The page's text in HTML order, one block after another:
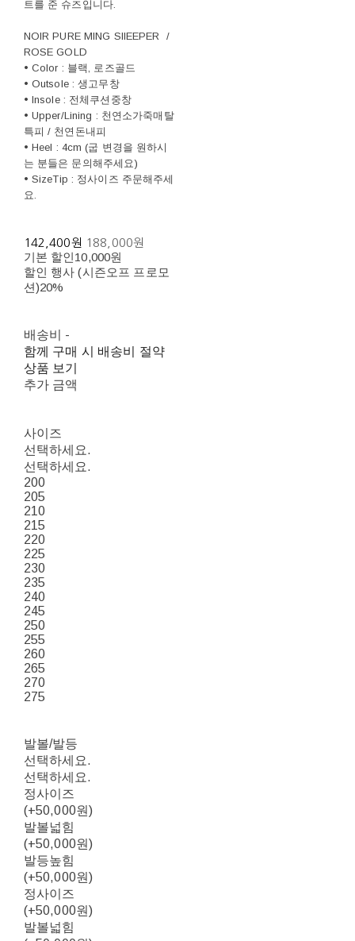
트를 준 슈즈입니다.
NOIR PURE MING SlIEEPER /
ROSE GOLD
• Color : 블랙, 로즈골드
• Outsole : 생고무창
• Insole : 전체쿠션중창
• Upper/Lining : 천연소가죽매탈
특피 / 천연돈내피
• Heel : 4cm (굽 변경을 원하시
는 분들은 문의해주세요)
• SizeTip : 정사이즈 주문해주세
요.
142,400원 188,000원
기본 할인10,000원
할인 행사 (시즌오프 프로모
션)20%
배송비 -
함께 구매 시 배송비 절약
상품 보기
추가 금액
사이즈
선택하세요.
선택하세요.
200
205
210
215
220
225
230
235
240
245
250
255
260
265
270
275
발볼/발등
선택하세요.
선택하세요.
정사이즈
(+50,000원)
발볼넓힘
(+50,000원)
발등높힘
(+50,000원)
정사이즈
(+50,000원)
발볼넓힘